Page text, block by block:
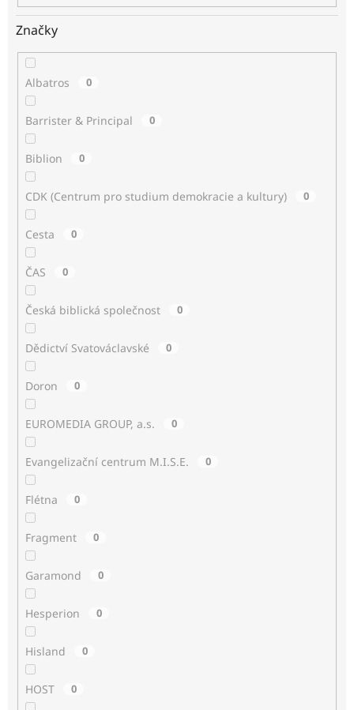
Značky
Albatros 0
Barrister & Principal 0
Biblion 0
CDK (Centrum pro studium demokracie a kultury) 0
Cesta 0
ČAS 0
Česká biblická společnost 0
Dědictví Svatováclavské 0
Doron 0
EUROMEDIA GROUP, a.s. 0
Evangelizační centrum M.I.S.E. 0
Flétna 0
Fragment 0
Garamond 0
Hesperion 0
Hisland 0
HOST 0